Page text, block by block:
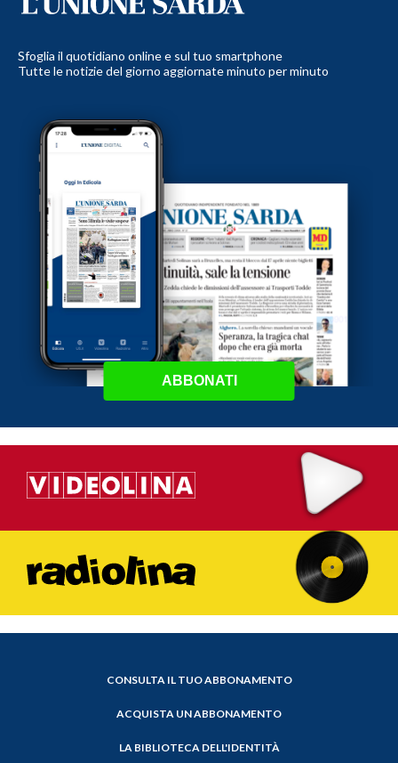
Sfoglia il quotidiano online e sul tuo smartphone
Tutte le notizie del giorno aggiornate minuto per minuto
ABBONATI
CONSULTA IL TUO ABBONAMENTO
ACQUISTA UN ABBONAMENTO
LA BIBLIOTECA DELL'IDENTITÀ